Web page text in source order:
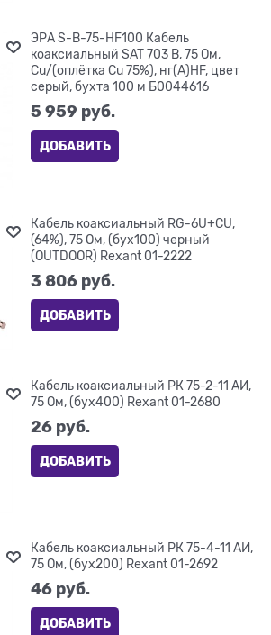
ЭРА S-B-75-HF100 Кабель
коаксиальный SAT 703 B, 75 Ом,
Cu/(оплётка Cu 75%), нг(А)HF, цвет
серый, бухта 100 м Б0044616
5 959 руб.
ДОБАВИТЬ
Кабель коаксиальный RG-6U+CU,
(64%), 75 Ом, (бух100) черный
(OUTDOOR) Rexant 01-2222
3 806 руб.
ДОБАВИТЬ
Кабель коаксиальный РК 75-2-11 АИ,
75 Ом, (бух400) Rexant 01-2680
26 руб.
ДОБАВИТЬ
Кабель коаксиальный РК 75-4-11 АИ,
75 Ом, (бух200) Rexant 01-2692
46 руб.
ДОБАВИТЬ